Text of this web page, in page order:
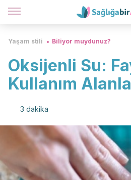
Yaşam stili Biliyor muydunuz?
Oksijenli Su:
Kullanım
3 dakika